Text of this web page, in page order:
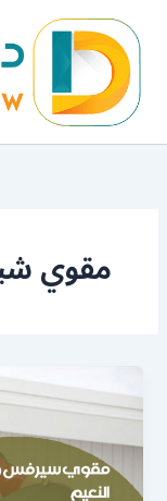
المحتوى
مقوي